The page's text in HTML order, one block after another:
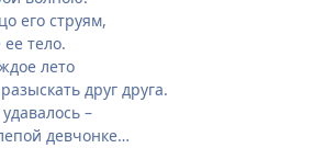
его струям,
тело.
лето
друг друга.
–
девчонке…